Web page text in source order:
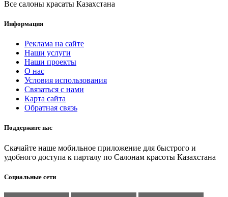
Все салоны красаты Казахстана
Информация
Реклама на сайте
Наши услуги
Наши проекты
О нас
Условия использования
Связаться с нами
Карта сайта
Обратная связь
Поддержите нас
Скачайте наше мобильное приложение для быстрого и
удобного доступа к парталу по Салонам красоты Казахстана
Социальные сети